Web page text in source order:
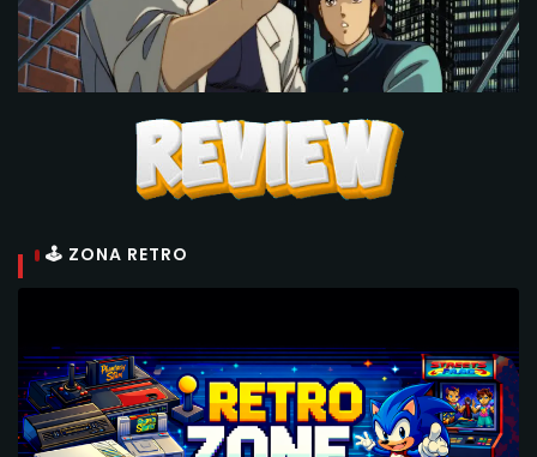
🕹 ZONA RETRO